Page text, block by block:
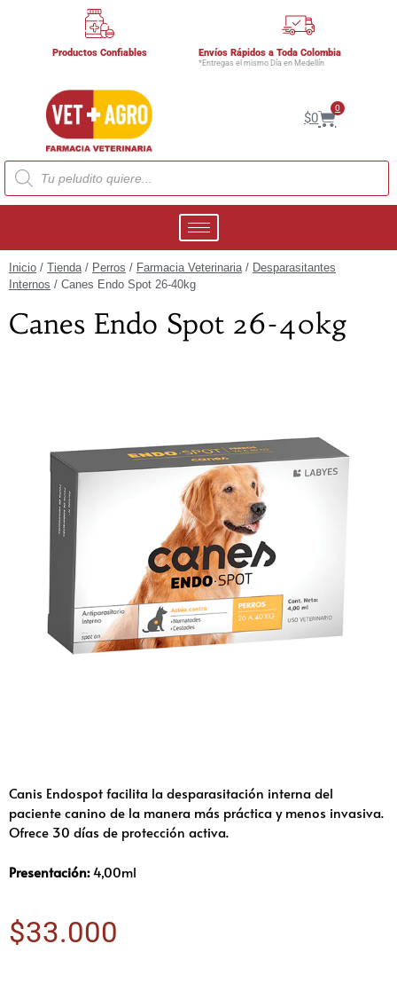
Productos Confiables Envíos Rápidos a Toda Colombia
*Entregas el mismo Día en Medellín
$0
0
Inicio / Tienda/ Perros / Farmacia Veterinaria/ Desparasitantes
Internos / Canes Endo Spot 26-40kg
Canes Endo Spot 26-40kg
Canis Endospot facilita la desparasitación interna del
paciente canino de la manera más práctica y menos invasiva.
Ofrece 30 días de protección activa.
Presentación:4,00ml
$33.000